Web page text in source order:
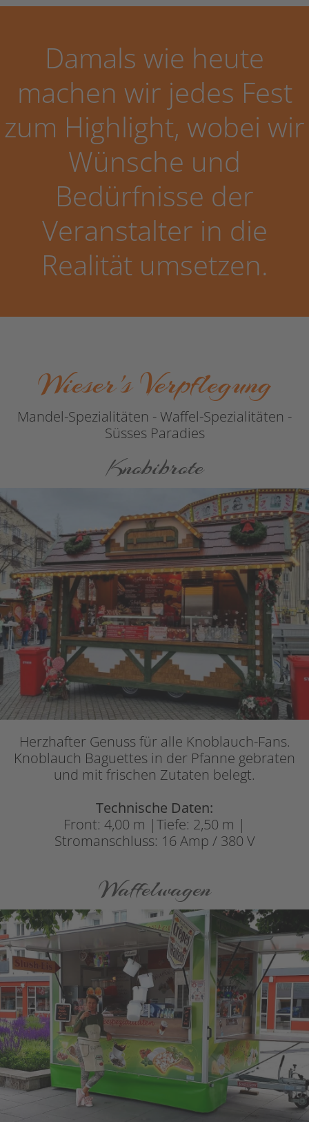
Damals wie heute
machen wir jedes Fest
zum Highlight, wobei wir
Wünsche und
Bedürfnisse der
Veranstalter in die
Realität umsetzen.
Wieser's Verpflegung
Mandel-Spezialitäten - Waffel-Spezialitäten -
Süsses Paradies
Knobibrote
Herzhafter Genuss für alle Knoblauch-Fans.
Knoblauch Baguettes in der Pfanne gebraten
und mit frischen Zutaten belegt.
Technische Daten:
Front: 4,00 m |Tiefe: 2,50 m |
Stromanschluss: 16 Amp / 380 V
Waffelwagen